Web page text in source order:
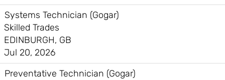
Systems Technician (Gogar)
Skilled Trades
EDINBURGH, GB
Jul 20, 2026
Preventative Technician (Gogar)